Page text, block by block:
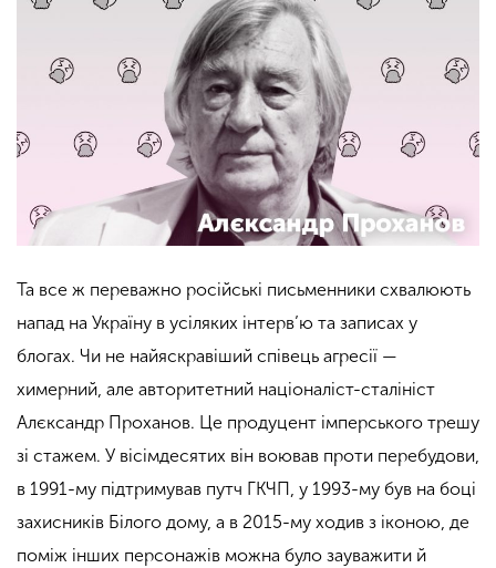
Та все ж переважно російські письменники схвалюють
напад на Україну в усіляких інтерв’ю та записах у
блогах. Чи не найяскравіший співець агресії —
химерний, але авторитетний націоналіст-сталініст
Алєксандр Проханов. Це продуцент імперського трешу
зі стажем. У вісімдесятих він воював проти перебудови,
в 1991-му підтримував путч ГКЧП, у 1993-му був на боці
захисників Білого дому, а в 2015-му ходив з іконою, де
поміж інших персонажів можна було зауважити й